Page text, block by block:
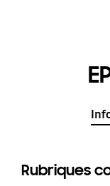
Rubriques